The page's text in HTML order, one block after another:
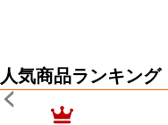
人気商品ランキング